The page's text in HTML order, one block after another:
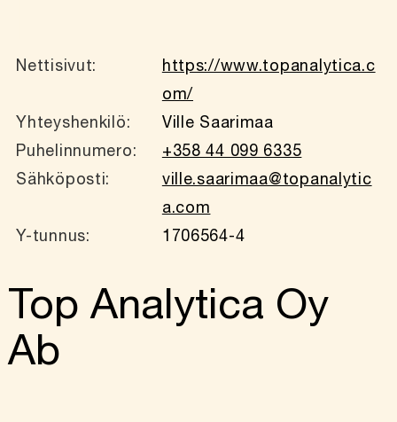
Nettisivut:
https://www.topanalytica.c
om/
Yhteyshenkilö:
Ville Saarimaa
Puhelinnumero:
+358 44 099 6335
Sähköposti:
ville.saarimaa@topanalytic
a.com
Y-tunnus:
1706564-4
Top Analytica Oy
Ab